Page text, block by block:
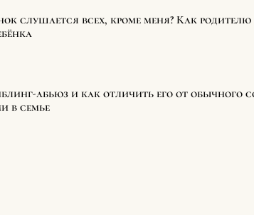
слушается всех, кроме меня? Как родителю
абьюз и как отличить его от обычного
в семье